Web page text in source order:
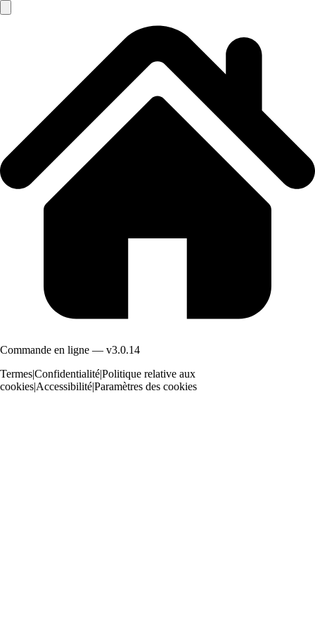
Commande en ligne — v3.0.14
Termes|Confidentialité|Politique relative aux
cookies|Accessibilité|Paramètres des cookies